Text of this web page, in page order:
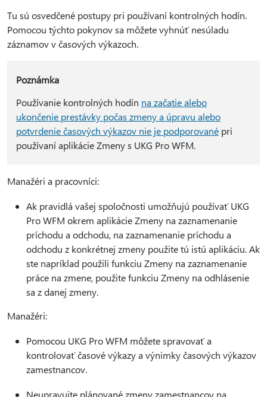
Tu sú osvedčené postupy pri používaní kontrolných hodín.
Pomocou týchto pokynov sa môžete vyhnúť nesúladu
záznamov v časových výkazoch.
Poznámka
Používanie kontrolných hodín na začatie alebo
ukončenie prestávky počas zmeny a úpravu alebo
potvrdenie časových výkazov nie je podporovanépri
používaní aplikácie Zmeny s UKG Pro WFM.
Manažéri a pracovníci:
Ak pravidlá vašej spoločnosti umožňujú používať UKG
Pro WFM okrem aplikácie Zmeny na zaznamenanie
príchodu a odchodu, na zaznamenanie príchodu a
odchodu z konkrétnej zmeny použite tú istú aplikáciu. Ak
ste napríklad použili funkciu Zmeny na zaznamenanie
práce na zmene, použite funkciu Zmeny na odhlásenie
sa z danej zmeny.
Manažéri:
Pomocou UKG Pro WFM môžete spravovať a
kontrolovať časové výkazy a výnimky časových výkazov
zamestnancov.
Neupravujte plánované zmeny zamestnancov na